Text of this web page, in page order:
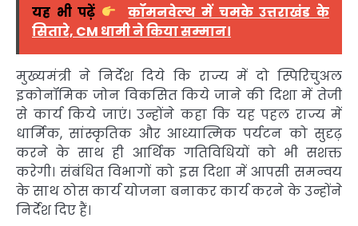
यह भी पढ़ें
कॉमनवेल्थ में चमके उत्तराखंड के
सितारे, CM धामी ने किया सम्मान।
मुख्यमंत्री ने निर्देश दिये कि राज्य में दो स्पिरिचुअल
इकोनॉमिक जोन विकसित किये जाने की दिशा में तेजी
से कार्य किये जाएं। उन्होंने कहा कि यह पहल राज्य में
धार्मिक, सांस्कृतिक और आध्यात्मिक पर्यटन को सुदृढ़
करने के साथ ही आर्थिक गतिविधियों को भी सशक्त
करेगी। संबंधित विभागों को इस दिशा में आपसी समन्वय
के साथ ठोस कार्य योजना बनाकर कार्य करने के उन्होंने
निर्देश दिए हैं।